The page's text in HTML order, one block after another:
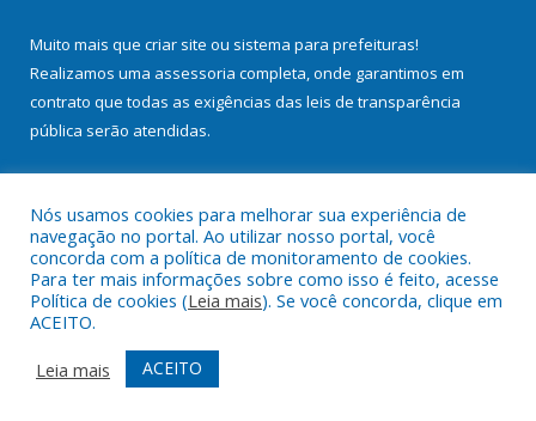
Muito mais que criar site ou sistema para prefeituras!
Realizamos uma assessoria completa, onde garantimos em
contrato que todas as exigências das leis de transparência
pública serão atendidas.
Todos os direitos reservados a Prefeitura Municipal de Bujaru.
Mapa do Site
Acessar Área Administrativa
Acessar Webmail
Nós usamos cookies para melhorar sua experiência de
navegação no portal. Ao utilizar nosso portal, você
concorda com a política de monitoramento de cookies.
Para ter mais informações sobre como isso é feito, acesse
Política de cookies (Leia mais). Se você concorda, clique em
ACEITO.
Leia mais
ACEITO